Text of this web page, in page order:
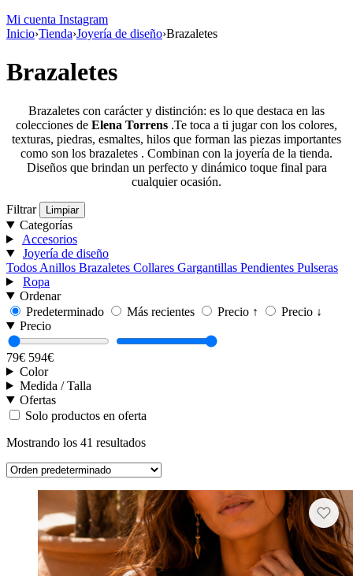
Mi cuenta Instagram
Inicio›Tienda›Joyería de diseño›Brazaletes
Brazaletes
Brazaletes con carácter y distinción: es lo que destaca en las
colecciones de Elena Torrens .Te toca a ti jugar con los colores,
texturas, piedras, esmaltes, hilos que forman las piezas importantes
como son los brazaletes . Combinan con la joyería de la tienda.
Diseños que brindan un perfecto y dinámico toque final para
cualquier ocasión.
Filtrar Limpiar
Categorías
Accesorios
Joyería de diseño
Todos Anillos Brazaletes Collares Gargantillas Pendientes Pulseras
Ropa
Ordenar
Predeterminado
Más recientes Precio ↑
Precio ↓
Precio
79€ 594€
Color
Medida / Talla
Ofertas
Solo productos en oferta
Mostrando los 41 resultados